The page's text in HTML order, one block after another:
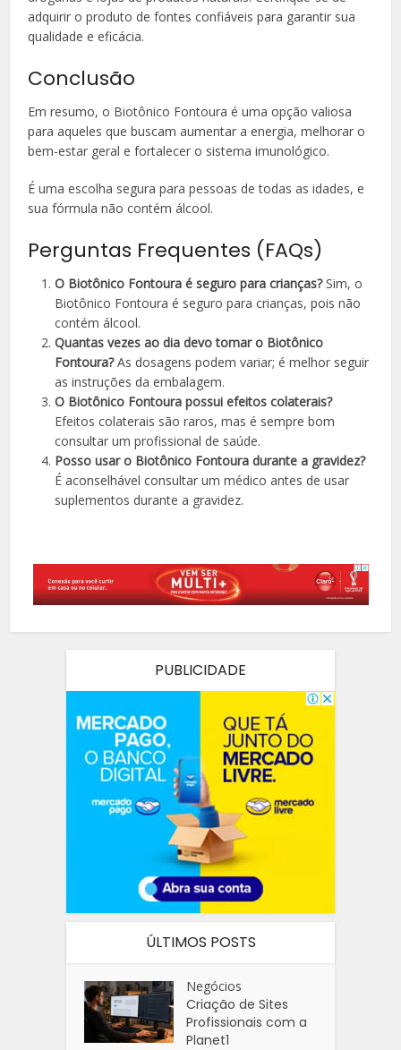
adquirir o produto de fontes confiáveis para garantir sua
qualidade e eficácia.
Conclusão
Em resumo, o Biotônico Fontoura é uma opção valiosa
para aqueles que buscam aumentar a energia, melhorar o
bem-estar geral e fortalecer o sistema imunológico.
É uma escolha segura para pessoas de todas as idades, e
sua fórmula não contém álcool.
Perguntas Frequentes (FAQs)
O Biotônico Fontoura é seguro para crianças?Sim, o
Biotônico Fontoura é seguro para crianças, pois não
contém álcool.
Quantas vezes ao dia devo tomar o Biotônico
Fontoura?As dosagens podem variar; é melhor seguir
as instruções da embalagem.
O Biotônico Fontoura possui efeitos colaterais?
Efeitos colaterais são raros, mas é sempre bom
consultar um profissional de saúde.
Posso usar o Biotônico Fontoura durante a gravidez?
É aconselhável consultar um médico antes de usar
suplementos durante a gravidez.
PUBLICIDADE
ÚLTIMOS POSTS
Negócios
Criação de Sites
Profissionais com a
Planet1